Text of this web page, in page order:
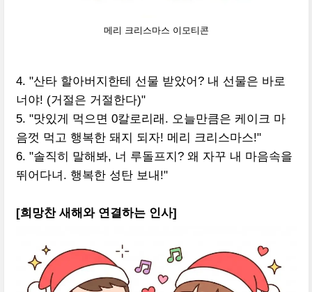
메리 크리스마스 이모티콘
4. "산타 할아버지한테 선물 받았어? 내 선물은 바로
너야! (거절은 거절한다)"
5. "맛있게 먹으면 0칼로리래. 오늘만큼은 케이크 마
음껏 먹고 행복한 돼지 되자! 메리 크리스마스!"
6. "솔직히 말해봐, 너 루돌프지? 왜 자꾸 내 마음속을
뛰어다녀. 행복한 성탄 보내!"
[희망찬 새해와 연결하는 인사]